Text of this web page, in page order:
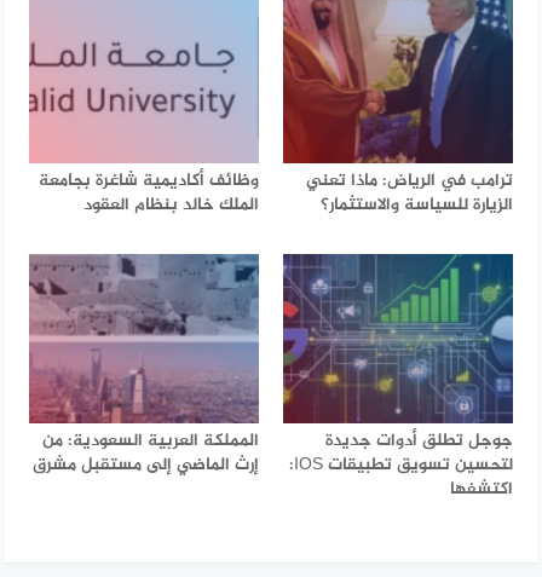
ترامب في الرياض: ماذا تعني
الزيارة للسياسة والاستثمار؟
وظائف أكاديمية شاغرة بجامعة
الملك خالد بنظام العقود
جوجل تطلق أدوات جديدة
لتحسين تسويق تطبيقات IOS:
اكتشفها
المملكة العربية السعودية: من
إرث الماضي إلى مستقبل مشرق